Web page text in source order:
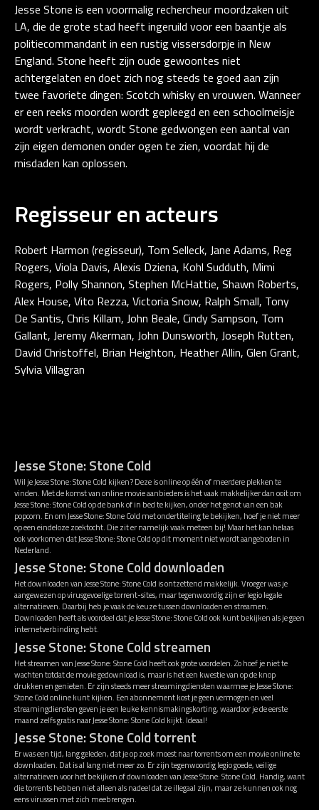
Jesse Stone is een voormalig rechercheur moordzaken uit
LA, die de grote stad heeft ingeruild voor een baantje als
politiecommandant in een rustig vissersdorpje in New
England. Stone heeft zijn oude gewoontes niet
achtergelaten en doet zich nog steeds te goed aan zijn
twee favoriete dingen: Scotch whisky en vrouwen. Wanneer
er een reeks moorden wordt gepleegd en een schoolmeisje
wordt verkracht, wordt Stone gedwongen een aantal van
zijn eigen demonen onder ogen te zien, voordat hij de
misdaden kan oplossen.
Regisseur en acteurs
Robert Harmon (regisseur), Tom Selleck, Jane Adams, Reg
Rogers, Viola Davis, Alexis Dziena, Kohl Sudduth, Mimi
Rogers, Polly Shannon, Stephen McHattie, Shawn Roberts,
Alex House, Vito Rezza, Victoria Snow, Ralph Small, Tony
De Santis, Chris Killam, John Beale, Cindy Sampson, Tom
Gallant, Jeremy Akerman, John Dunsworth, Joseph Rutten,
David Christoffel, Brian Heighton, Heather Allin, Glen Grant,
Sylvia Villagran
Jesse Stone: Stone Cold
Wil je Jesse Stone: Stone Cold kijken? Deze is online op één of meerdere plekken te
vinden. Met de komst van online movie aanbieders is het vaak makkelijker dan ooit om
Jesse Stone: Stone Cold op de bank of in bed te kijken, onder het genot van een bak
popcorn. En om Jesse Stone: Stone Cold met ondertiteling te bekijken, hoef je niet meer
op een eindeloze zoektocht. Die zit er namelijk vaak meteen bij! Maar het kan helaas
ook voorkomen dat Jesse Stone: Stone Cold op dit moment niet wordt aangeboden in
Nederland.
Jesse Stone: Stone Cold downloaden
Het downloaden van Jesse Stone: Stone Cold is ontzettend makkelijk. Vroeger was je
aangewezen op virusgevoelige torrent-sites, maar tegenwoordig zijn er legio legale
alternatieven. Daarbij heb je vaak de keuze tussen downloaden en streamen.
Downloaden heeft als voordeel dat je Jesse Stone: Stone Cold ook kunt bekijken als je geen
internetverbinding hebt.
Jesse Stone: Stone Cold streamen
Het streamen van Jesse Stone: Stone Cold heeft ook grote voordelen. Zo hoef je niet te
wachten totdat de movie gedownload is, maar is het een kwestie van op de knop
drukken en genieten. Er zijn steeds meer streamingdiensten waarmee je Jesse Stone:
Stone Cold online kunt kijken. Een abonnement kost je geen vermogen en veel
streamingdiensten geven je een leuke kennismakingskorting, waardoor je de eerste
maand zelfs gratis naar Jesse Stone: Stone Cold kijkt. Ideaal!
Jesse Stone: Stone Cold torrent
Er was een tijd, lang geleden, dat je op zoek moest naar torrents om een movie online te
downloaden. Dat is al lang niet meer zo. Er zijn tegenwoordig legio goede, veilige
alternatieven voor het bekijken of downloaden van Jesse Stone: Stone Cold. Handig, want
die torrents hebben niet alleen als nadeel dat ze illegaal zijn, maar ze kunnen ook nog
eens virussen met zich meebrengen.